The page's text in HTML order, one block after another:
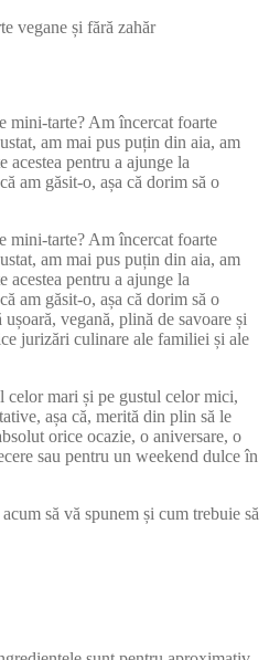
vegane și fără zahăr
mini-tarte? Am încercat foarte
am mai pus puțin din aia, am
acestea pentru a ajunge la
am găsit-o, așa că dorim să o
mini-tarte? Am încercat foarte
am mai pus puțin din aia, am
acestea pentru a ajunge la
am găsit-o, așa că dorim să o
vegană, plină de savoare și
jurizări culinare ale familiei și ale
celor mari și pe gustul celor mici,
așa că, merită din plin să le
orice ocazie, o aniversare, o
sau pentru un weekend dulce în
să vă spunem și cum trebuie să